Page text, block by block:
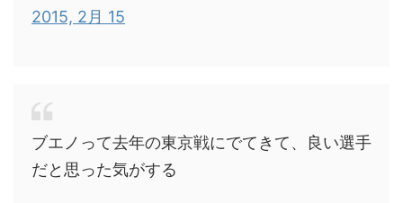
2015, 2月 15
ブエノって去年の東京戦にでてきて、良い選手
だと思った気がする